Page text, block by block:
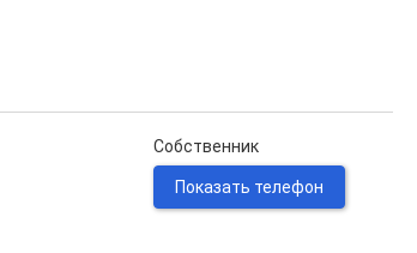
Собственник
Показать телефон